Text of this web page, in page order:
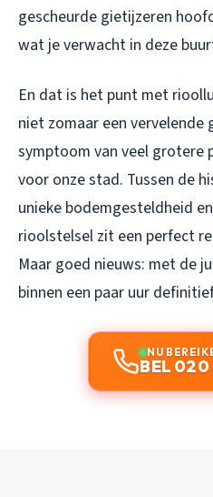
gescheurde gietijzeren
wat je verwacht in deze
En dat is het punt met
niet zomaar een vervelende
symptoom van veel grotere
voor onze stad. Tussen de
unieke bodemgesteldheid
rioolstelsel zit een perfect
Maar goed nieuws: met de
binnen een paar uur
NU
BEL